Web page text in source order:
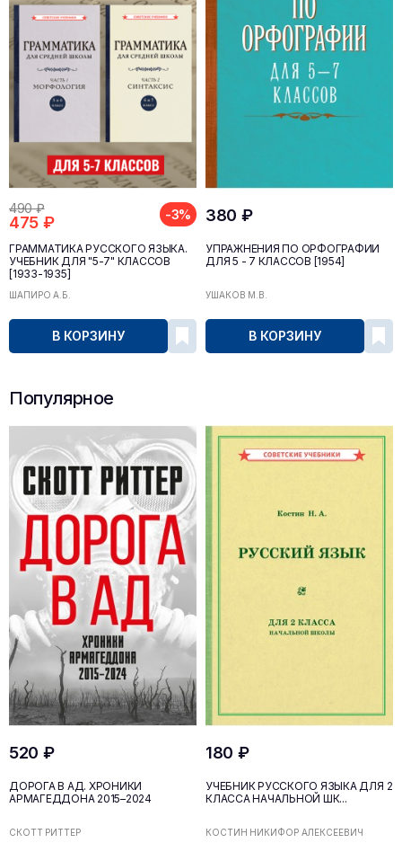
490 ₽
475 ₽ -3%
ГРАММАТИКА РУССКОГО ЯЗЫКА.
УЧЕБНИК ДЛЯ "5-7" КЛАССОВ
[1933-1935]
ШАПИРО А.Б.
В КОРЗИНУ
380 ₽
УПРАЖНЕНИЯ ПО ОРФОГРАФИИ
ДЛЯ 5 - 7 КЛАССОВ [1954]
УШАКОВ М.В.
В КОРЗИНУ
Популярное
520 ₽
ДОРОГА В АД. ХРОНИКИ
АРМАГЕДДОНА 2015–2024
СКОТТ РИТТЕР
180 ₽
УЧЕБНИК РУССКОГО ЯЗЫКА ДЛЯ 2
КЛАССА НАЧАЛЬНОЙ ШК...
КОСТИН НИКИФОР АЛЕКСЕЕВИЧ